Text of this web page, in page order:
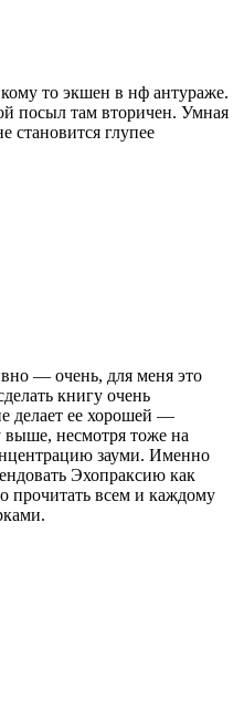
то экшен в нф антураже.
посыл там вторичен. Умная
глупее
— очень, для меня это
книгу очень
делает ее хорошей —
выше, несмотря тоже на
зауми. Именно
Эхопраксию как
прочитать всем и каждому